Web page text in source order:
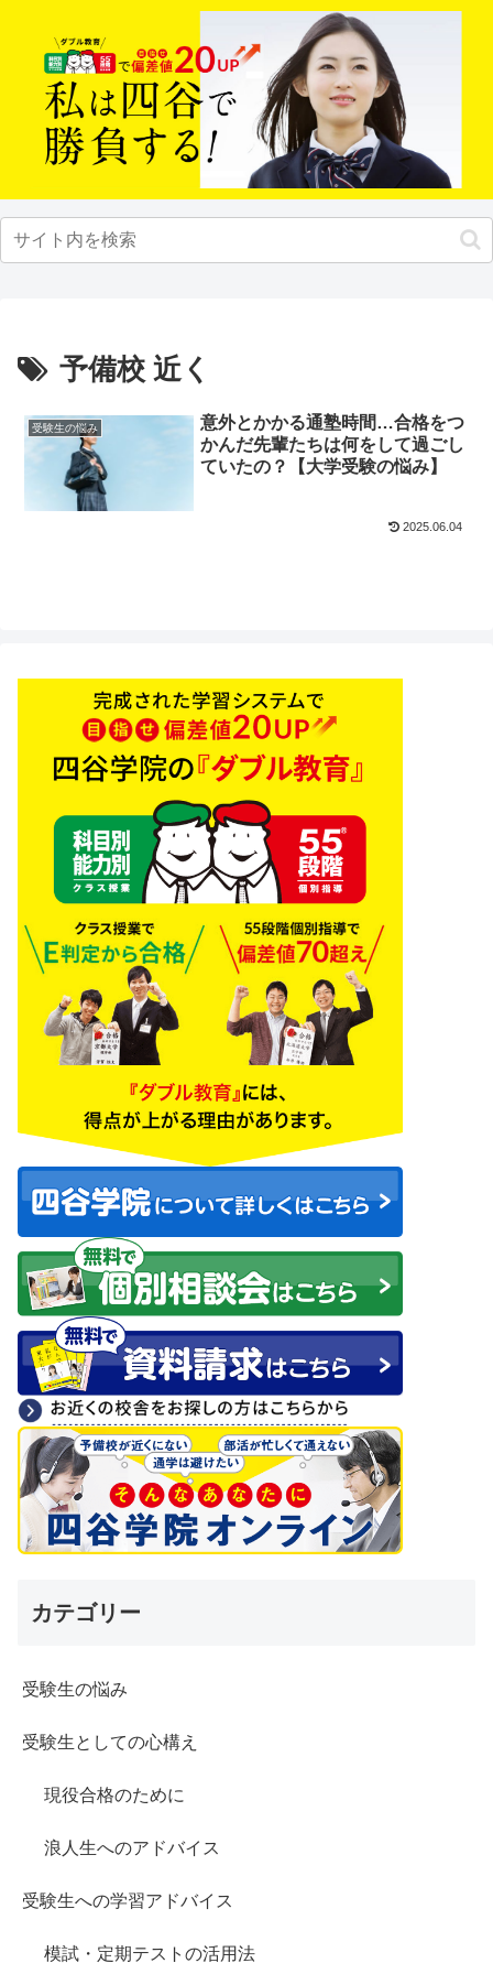
予備校 近く
受験生の悩み
意外とかかる通塾時間…合格をつ
かんだ先輩たちは何をして過ごし
ていたの？【大学受験の悩み】
2025.06.04
カテゴリー
受験生の悩み
受験生としての心構え
現役合格のために
浪人生へのアドバイス
受験生への学習アドバイス
模試・定期テストの活用法